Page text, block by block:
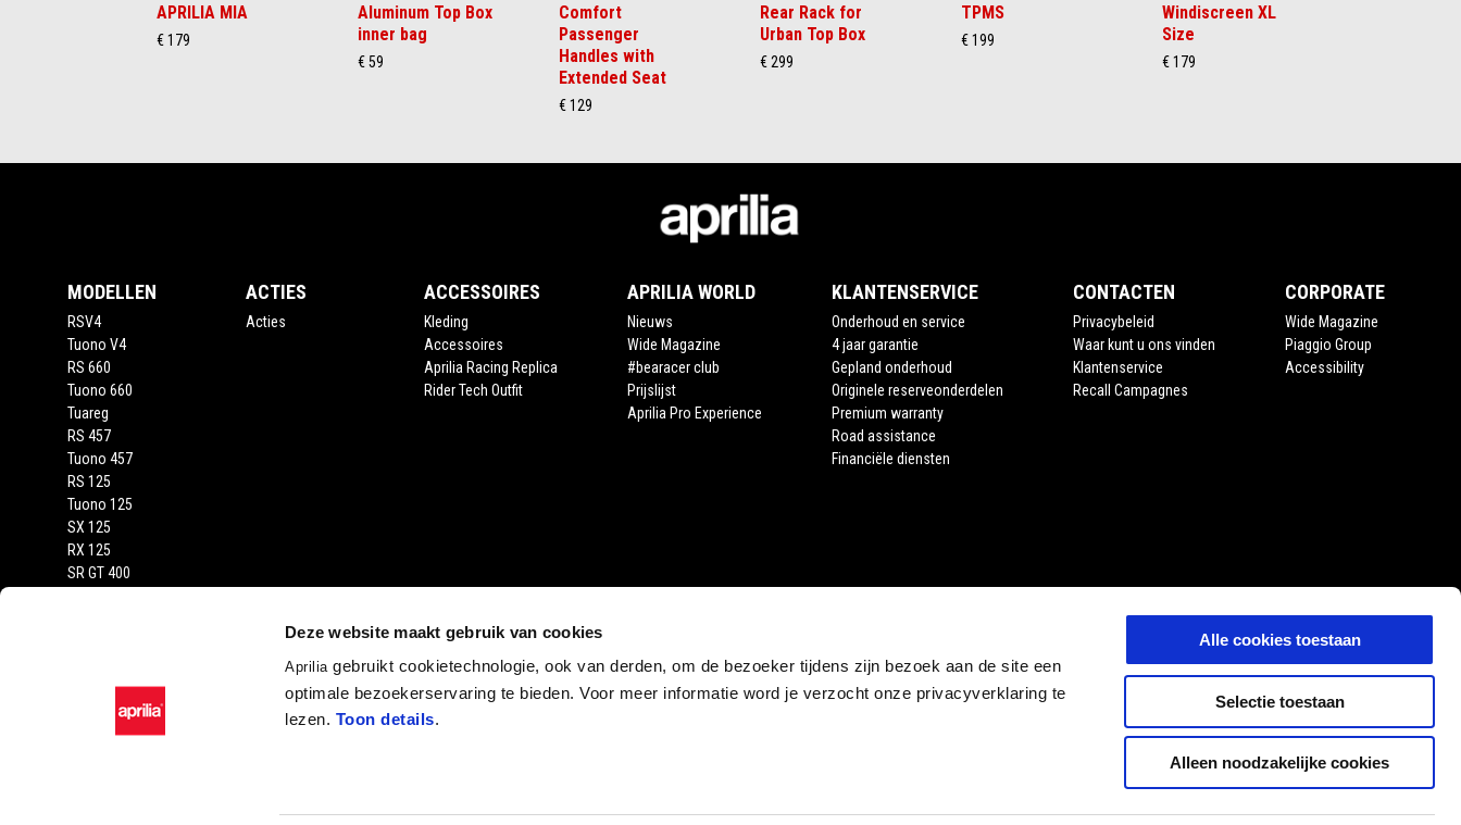
Deze website maakt gebruik van cookies
Apriliagebruikt cookietechnologie, ook van derden, om de bezoeker tijdens zijn bezoek aan de site een
optimale bezoekerservaring te bieden. Voor meer informatie word je verzocht onze privacyverklaring te
lezen. Toon details.
Alle cookies toestaan
Selectie toestaan
Alleen noodzakelijke cookies
APRILIA MIA
€ 179
Aluminum Top Box
inner bag
€ 59
Comfort
Passenger
Handles with
Extended Seat
€ 129
Rear Rack for
Urban Top Box
€ 299
TPMS
€ 199
Windiscreen XL
Size
€ 179
MODELLEN
RSV4
Tuono V4
RS 660
Tuono 660
Tuareg
RS 457
Tuono 457
RS 125
Tuono 125
SX 125
RX 125
SR GT 400
ACTIES
Acties
ACCESSOIRES
Kleding
Accessoires
Aprilia Racing Replica
Rider Tech Outfit
APRILIA WORLD
Nieuws
Wide Magazine
#bearacer club
Prijslijst
Aprilia Pro Experience
KLANTENSERVICE
Onderhoud en service
4 jaar garantie
Gepland onderhoud
Originele reserveonderdelen
Premium warranty
Road assistance
Financiële diensten
CONTACTEN
Privacybeleid
Waar kunt u ons vinden
Klantenservice
Recall Campagnes
CORPORATE
Wide Magazine
Piaggio Group
Accessibility
STORE APRILIA